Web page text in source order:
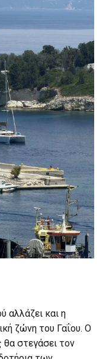
αλλάζει και η
ζώνη του Γαΐου. Ο
θα στεγάσει τον